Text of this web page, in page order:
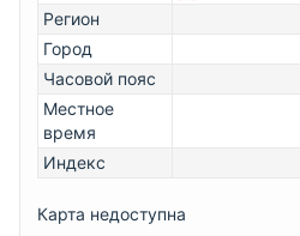
Регион
Город
Часовой пояс
Местное
время
Индекс
Карта недоступна